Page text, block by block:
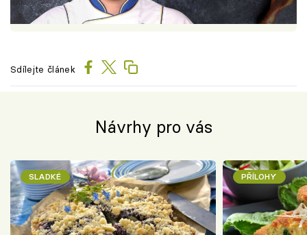
Sdílejte článek
Návrhy pro vás
SLADKÉ PŘÍLOHY